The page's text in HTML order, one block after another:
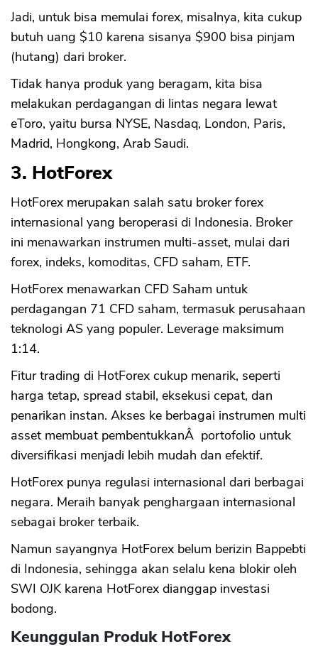
Jadi, untuk bisa memulai forex, misalnya, kita cukup
butuh uang $10 karena sisanya $900 bisa pinjam
(hutang) dari broker.
Tidak hanya produk yang beragam, kita bisa
melakukan perdagangan di lintas negara lewat
eToro, yaitu bursa NYSE, Nasdaq, London, Paris,
Madrid, Hongkong, Arab Saudi.
3. HotForex
HotForex merupakan salah satu broker forex
internasional yang beroperasi di Indonesia. Broker
ini menawarkan instrumen multi-asset, mulai dari
forex, indeks, komoditas, CFD saham, ETF.
HotForex menawarkan CFD Saham untuk
perdagangan 71 CFD saham, termasuk perusahaan
teknologi AS yang populer. Leverage maksimum
1:14.
Fitur trading di HotForex cukup menarik, seperti
harga tetap, spread stabil, eksekusi cepat, dan
penarikan instan. Akses ke berbagai instrumen multi
asset membuat pembentukkanÂ portofolio untuk
diversifikasi menjadi lebih mudah dan efektif.
HotForex punya regulasi internasional dari berbagai
negara. Meraih banyak penghargaan internasional
sebagai broker terbaik.
Namun sayangnya HotForex belum berizin Bappebti
di Indonesia, sehingga akan selalu kena blokir oleh
SWI OJK karena HotForex dianggap investasi
bodong.
Keunggulan Produk HotForex